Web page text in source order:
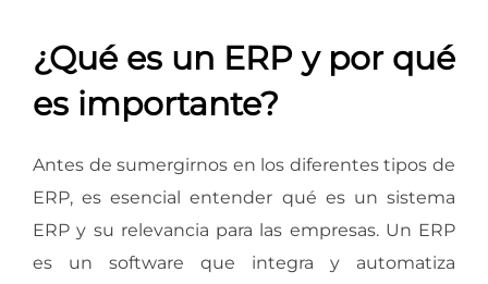
¿Qué es un ERP y por qué
es importante?
Antes de sumergirnos en los diferentes tipos de
ERP, es esencial entender qué es un sistema
ERP y su relevancia para las empresas. Un ERP
es un software que integra y automatiza